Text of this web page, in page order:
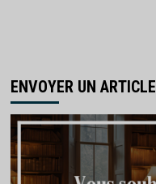
ENVOYER UN ARTICLE